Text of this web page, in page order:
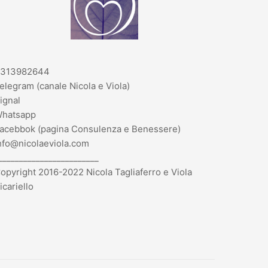
(canale Nicola e Viola)
(pagina Consulenza e Benessere)
2016-2022 Nicola Tagliaferro e Viola